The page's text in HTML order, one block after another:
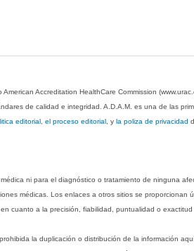
American Accreditation HealthCare Commission
de calidad e integridad. A.D.A.M. es una de las
editorial, el proceso editorial , yla poliza de privacidad
ni para el diagnóstico o tratamiento de ninguna
médicas. Los enlaces a otros sitios se proporcionan
cuanto a la precisión, fiabilidad, puntualidad o
la duplicación o distribución de la información